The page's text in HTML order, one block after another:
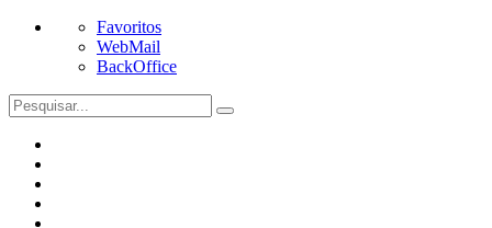
Favoritos
WebMail
BackOffice